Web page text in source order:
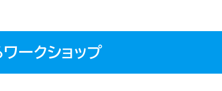
ークショップ